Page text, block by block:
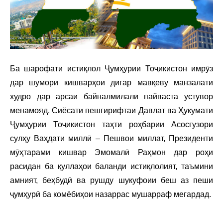
Ба шарофати истиқлол Ҷумҳурии Тоҷикистон имрӯз
дар шумори кишварҳои дигар мавқеву манзалати
худро дар арсаи байналмилалӣ пайваста устувор
менамояд. Сиёсати пешгирифтаи Давлат ва Ҳукумати
Ҷумҳурии Тоҷикистон таҳти роҳбарии Асосгузори
сулҳу Ваҳдати миллӣ – Пешвои миллат, Президенти
мӯҳтарами кишвар Эмомалӣ Раҳмон дар роҳи
расидан ба қуллаҳои баланди истиқлолият, таъмини
амният, беҳбудӣ ва рушду шукуфоии беш аз пеши
ҷумҳурӣ ба комёбиҳои назаррас мушарраф мегардад.